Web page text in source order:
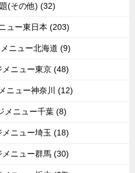
(その他) (32)
ュー東日本 (203)
ニュー北海道 (9)
メニュー東京 (48)
ニュー神奈川 (12)
メニュー千葉 (8)
メニュー埼玉 (18)
メニュー群馬 (30)